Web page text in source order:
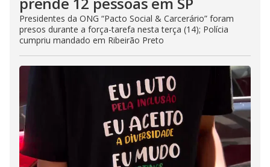
Presidentes da ONG “Pacto Social & Carcerário” foram
presos durante a força-tarefa nesta terça (14); Polícia
cumpriu mandado em Ribeirão Preto